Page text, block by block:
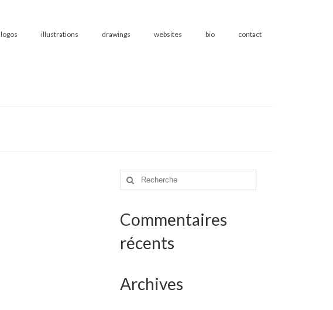
logos illustrations drawings websites bio contact
Rechercher
Commentaires
récents
Archives